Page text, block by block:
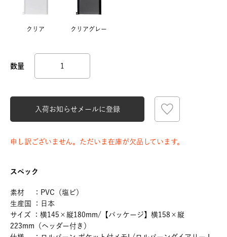
クリア クリアグレー
入荷お知らせメールに登録
申し訳ございません。ただいま在庫が欠品しています。
スペック
素材 ：PVC（塩ビ）
生産国 ：日本
サイズ ：横145×縦180mm/【パッケージ】横158×縦
223mm（ヘッダー付き）